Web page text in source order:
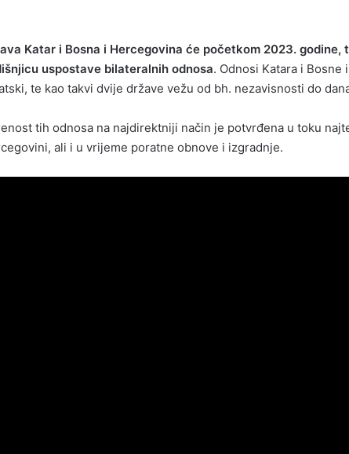
Katar i Bosna i Hercegovina će početkom 2023.
uspostave bilateralnih odnosa. Odnosi Katara i
te kao takvi dvije države vežu od bh. nezavisnosti do
tih odnosa na najdirektniji način je potvrđena u toku
ali i u vrijeme poratne obnove i izgradnje.